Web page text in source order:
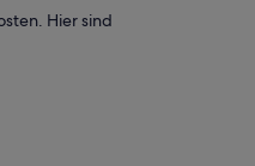
Hier sind